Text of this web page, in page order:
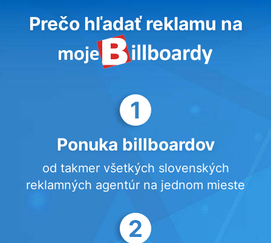
Prečo hľadať reklamu na
1
Ponuka billboardov
od takmer všetkých slovenských
reklamných agentúr na jednom mieste
2